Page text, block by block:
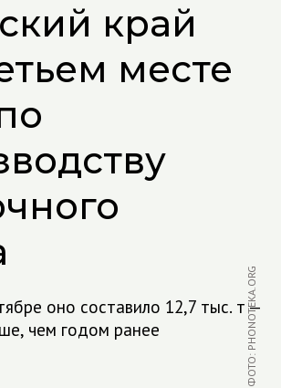
край
месте
оно составило 12,7 тыс. т —
чем годом ранее
ФОТО: PHONOTEKA.ORG